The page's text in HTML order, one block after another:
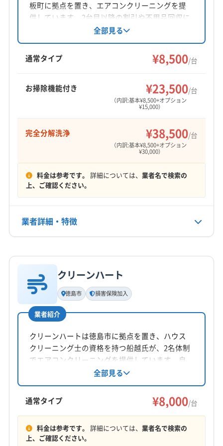
対応地域
吉野川市 小松島市
鳴門市
勝浦郡勝浦町 勝浦郡上勝町
那賀郡那賀町
板野郡松茂町
板野郡板野町
名西郡神山町
名西郡石井町 名東郡佐那河内村
定休日
電話番号
090-8698-6070
公式サイトを見る
板町に拠点を置き、エアコンクリーニングを提
供しています。2台目以降の割引や不用品回収に
も対応。営業時間外や対応地域外も相談可能で
す。丁寧な作業と養生を心がけ、生活が快適に
なるようサポートしています。
全部見る
通常タイプ ¥8,500/台
お掃除機能付き ¥23,500/台
（内訳:基本¥8,500+オプション
¥15,000）
完全分解洗浄 ¥38,500/台
（内訳:基本¥8,500+オプション
¥30,000）
料金は参考です。 詳細については、 業者名で検索の
上、ご確認ください。
業者詳細・特徴
基本情報
代表者名
栄江龍
所在地
徳島県板野郡上板町西分字松木11-1
対応地域
吉野川市 三好市
美馬市
鳴門市 海部郡海陽町
海部郡美波町
海部郡牟岐町
勝浦郡勝浦町
板野郡上板町
板野郡板野町
板野郡北島町
板野郡藍住町
美馬郡つるぎ町
もっと見る
営業時間
クリーンハート
徳島市 損害保険加入
業者紹介
クリーンハートは徳島市に拠点を置き、ハウス
クリーニング士の資格を持つ船越氏が、2名体制
でエアコンクリーニングを提供しています。自
社スタッフによる丁寧な作業と損害保険加入で
安心。防カビ・抗菌コーティングにも対応し、
営業時間外の相談も可能です。有料駐車場代金
は店舗負担。丁寧な作業で快適な空間づくりを
サポートします。
全部見る
通常タイプ ¥8,000/台
料金は参考です。 詳細については、 業者名で検索の
上、ご確認ください。